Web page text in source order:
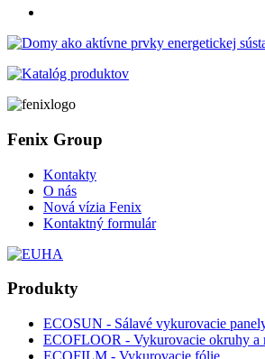
Fenix Group
Kontakty
O nás
Nová vízia Fenix
Kontaktný formulár
Produkty
ECOSUN - Sálavé vykurovacie
ECOFLOOR - Vykurovacie okruhy a
ECOFILM - Vykurovacie fólie